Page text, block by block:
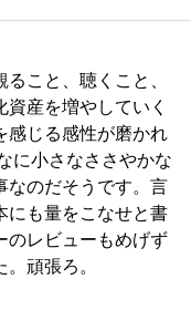
こと、聴くこと、
産を増やしていく
感じる感性が磨かれ
に小さなささやかな
なのだそうです。言
にも量をこなせと書
のレビューもめげず
頑張ろ。